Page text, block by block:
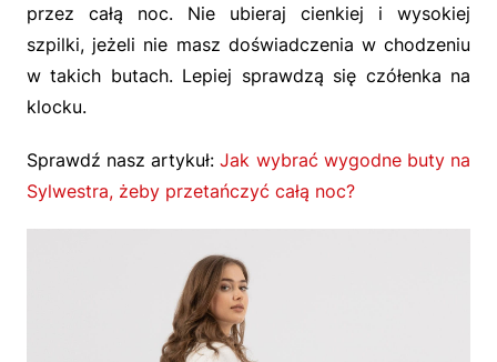
przez całą noc. Nie ubieraj cienkiej i wysokiej
szpilki, jeżeli nie masz doświadczenia w chodzeniu
w takich butach. Lepiej sprawdzą się czółenka na
klocku.
Sprawdź nasz artykuł:Jak wybrać wygodne buty na
Sylwestra, żeby przetańczyć całą noc?